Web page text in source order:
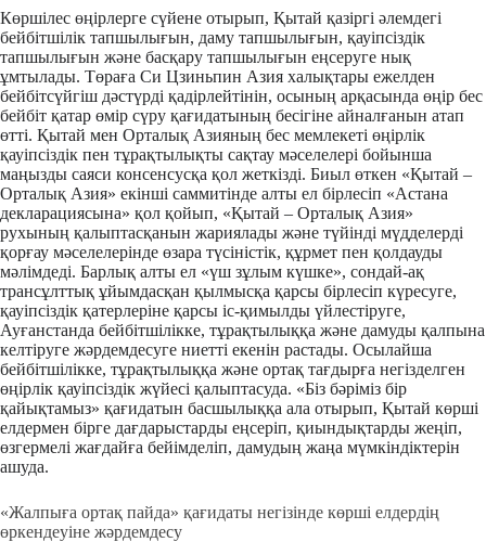
Көршілес өңірлерге сүйене отырып, Қытай қазіргі әлемдегі
бейбітшілік тапшылығын, даму тапшылығын, қауіпсіздік
тапшылығын және басқару тапшылығын еңсеруге нық
ұмтылады. Төраға Си Цзиньпин Азия халықтары ежелден
бейбітсүйгіш дәстүрді қадірлейтінін, осының арқасында өңір бес
бейбіт қатар өмір сүру қағидатының бесігіне айналғанын атап
өтті. Қытай мен Орталық Азияның бес мемлекеті өңірлік
қауіпсіздік пен тұрақтылықты сақтау мәселелері бойынша
маңызды саяси консенсусқа қол жеткізді. Биыл өткен «Қытай –
Орталық Азия» екінші саммитінде алты ел бірлесіп «Астана
декларациясына» қол қойып, «Қытай – Орталық Азия»
рухының қалыптасқанын жариялады және түйінді мүдделерді
қорғау мәселелерінде өзара түсіністік, құрмет пен қолдауды
мәлімдеді. Барлық алты ел «үш зұлым күшке», сондай-ақ
трансұлттық ұйымдасқан қылмысқа қарсы бірлесіп күресуге,
қауіпсіздік қатерлеріне қарсы іс-қимылды үйлестіруге,
Ауғанстанда бейбітшілікке, тұрақтылыққа және дамуды қалпына
келтіруге жәрдемдесуге ниетті екенін растады. Осылайша
бейбітшілікке, тұрақтылыққа және ортақ тағдырға негізделген
өңірлік қауіпсіздік жүйесі қалыптасуда. «Біз бәріміз бір
қайықтамыз» қағидатын басшылыққа ала отырып, Қытай көрші
елдермен бірге дағдарыстарды еңсеріп, қиындықтарды жеңіп,
өзгермелі жағдайға бейімделіп, дамудың жаңа мүмкіндіктерін
ашуда.
«Жалпыға ортақ пайда» қағидаты негізінде көрші елдердің
өркендеуіне жәрдемдесу